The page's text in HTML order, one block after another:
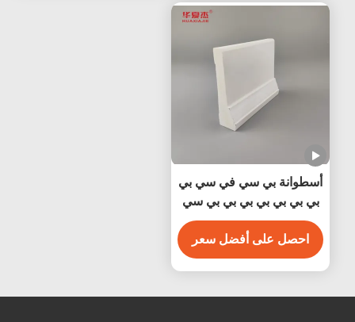
أسطوانة بي سي في سي بي
بي بي بي بي بي بي بي سي
بيضاء مضادة للماء سهلة
التنظيف
احصل على أفضل سعر